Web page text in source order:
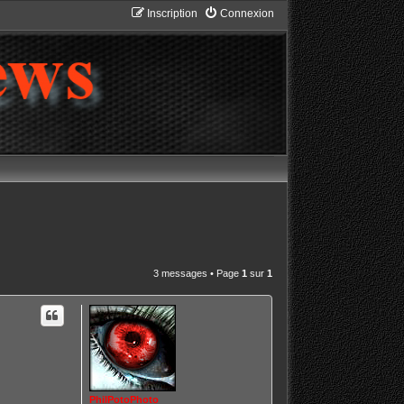
Connexion
Inscription
3 messages • Page 1 sur 1
PhilPotoPhoto